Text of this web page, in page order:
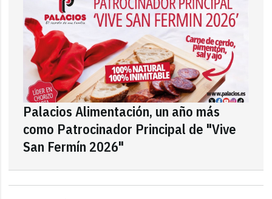
Palacios Alimentación, un año más
como Patrocinador Principal de "Vive
San Fermín 2026"